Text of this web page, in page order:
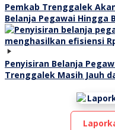
Pemkab Trenggalek
Belanja Pegawai Hingga
Penyisiran Belanja
Trenggalek Masih Jauh